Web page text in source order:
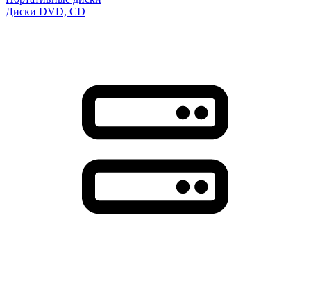
Диски DVD, CD